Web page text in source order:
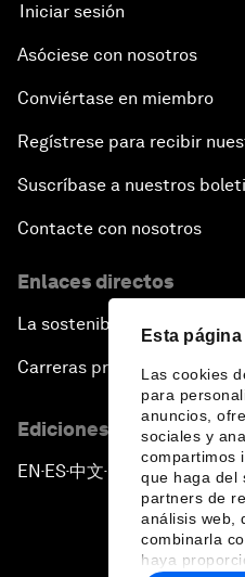
Esta
Las cookies
para
anuncios,
sociales y
compartimos
que haga del
partners de
análisis web,
combinarla
haya
Iniciar sesión
Asóciese con nosotros
Conviértase en miembro
Regístrese para recibir
Suscríbase a nuestros
Contacte con nosotros
Enlaces directos
La sostenibilidad en el Foro
Carreras profesionales
Ediciones en otros
EN ▪ ES▪中文▪ 日本語